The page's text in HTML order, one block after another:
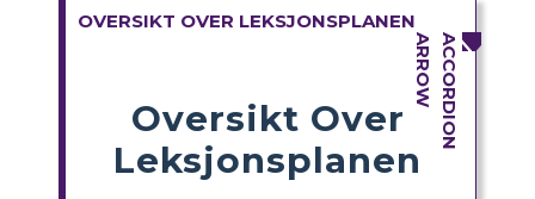
OVERSIKT OVER LEKSJONSPLANEN
Oversikt Over
Leksjonsplanen